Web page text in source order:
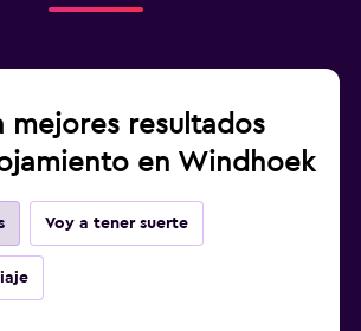
mejores resultados
en Windhoek
Voy a tener suerte